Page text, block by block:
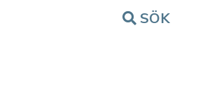
Hoppa till innehålletSÖK